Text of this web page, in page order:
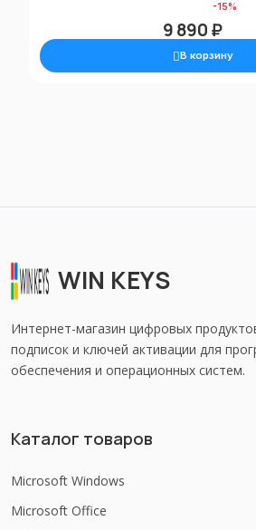
-15%
9 890 ₽
В корзину
WIN KEYS
Интернет-магазин цифровых
подписок и ключей активации для
обеспечения и операционных систем.
Каталог товаров
Microsoft Windows
Microsoft Office